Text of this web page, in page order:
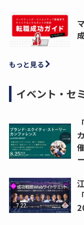
もっと見る
イベント・セ